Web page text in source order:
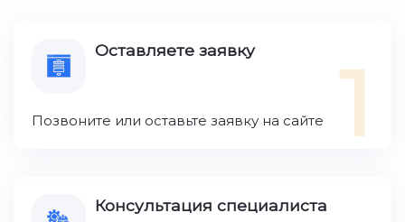
Оставляете заявку
Позвоните или оставьте заявку на сайте 1
Консультация специалиста